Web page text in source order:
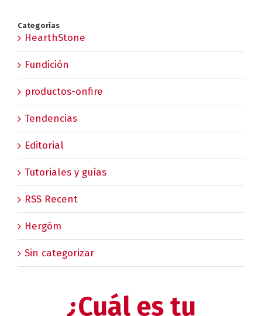
Categorías
HearthStone
Fundición
productos-onfire
Tendencias
Editorial
Tutoriales y guías
RSS Recent
Hergóm
Sin categorizar
¿Cuál es tu